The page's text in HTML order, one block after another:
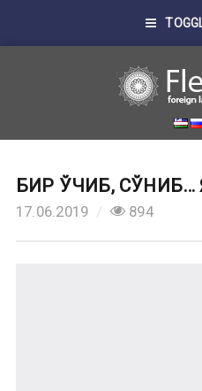
БИР ЎЧИБ,
17.06.2019 894